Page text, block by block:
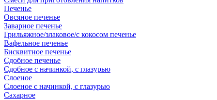
Печенье
Овсяное печенье
Заварное печенье
Грильяжное/злаковое/с кокосом печенье
Вафельное печенье
Бисквитное печенье
Сдобное печенье
Сдобное с начинкой, с глазурью
Слоеное
Слоеное с начинкой, с глазурью
Сахарное